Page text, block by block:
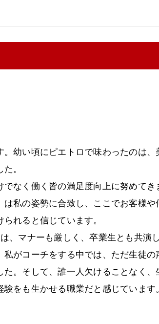
幼い頃にピエトロで味わったのは、
。
なく働く皆の満足度向上に努めてき
私の姿勢に合致し、ここでお客様や
れると信じています。
、マナーも厳しく、卒業生とも共演
がコーチをする中では、ただ生徒の
。そして、誰一人欠けることなく
をも生かせる職業だと感じています